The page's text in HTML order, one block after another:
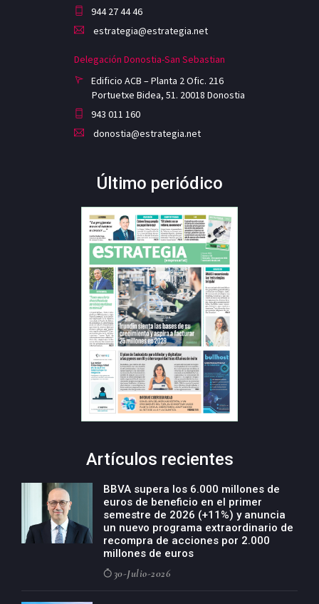
944 27 44 46
estrategia@estrategia.net
Delegación Donostia-San Sebastian
Edificio ACB – Planta 2 Ofic. 216
Portuetxe Bidea, 51. 20018 Donostia
943 011 160
donostia@estrategia.net
Último periódico
Artículos recientes
BBVA supera los 6.000 millones de
euros de beneficio en el primer
semestre de 2026 (+11%) y anuncia
un nuevo programa extraordinario de
recompra de acciones por 2.000
millones de euros
30-Julio-2026